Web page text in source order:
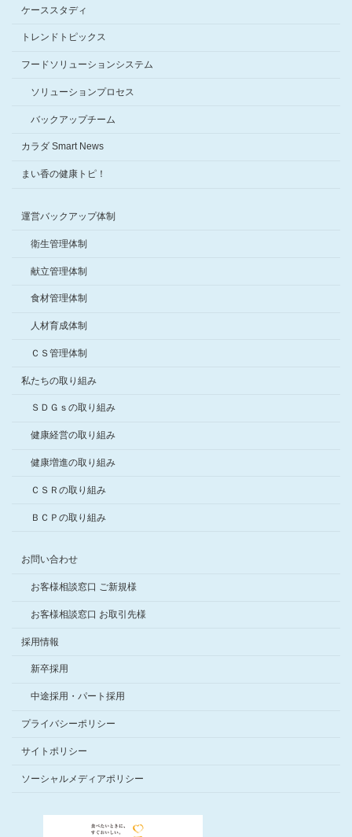
ケーススタディ
トレンドトピックス
フードソリューションシステム
ソリューションプロセス
バックアップチーム
カラダ Smart News
まい香の健康トピ！
運営バックアップ体制
衛生管理体制
献立管理体制
食材管理体制
人材育成体制
ＣＳ管理体制
私たちの取り組み
ＳＤＧｓの取り組み
健康経営の取り組み
健康増進の取り組み
ＣＳＲの取り組み
ＢＣＰの取り組み
お問い合わせ
お客様相談窓口 ご新規様
お客様相談窓口 お取引先様
採用情報
新卒採用
中途採用・パート採用
プライバシーポリシー
サイトポリシー
ソーシャルメディアポリシー